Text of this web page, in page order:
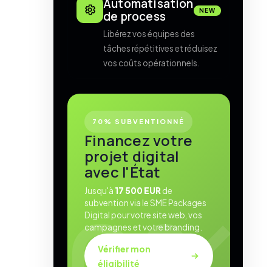
Automatisation
de process
NEW
Libérez vos équipes des
tâches répétitives et réduisez
vos coûts opérationnels.
70% SUBVENTIONNÉ
Financez votre
projet digital
avec l'État
Jusqu'à 17 500 EUR de
subvention via le SME Packages
Digital pour votre site web, vos
campagnes et votre branding.
Vérifier mon
éligibilité